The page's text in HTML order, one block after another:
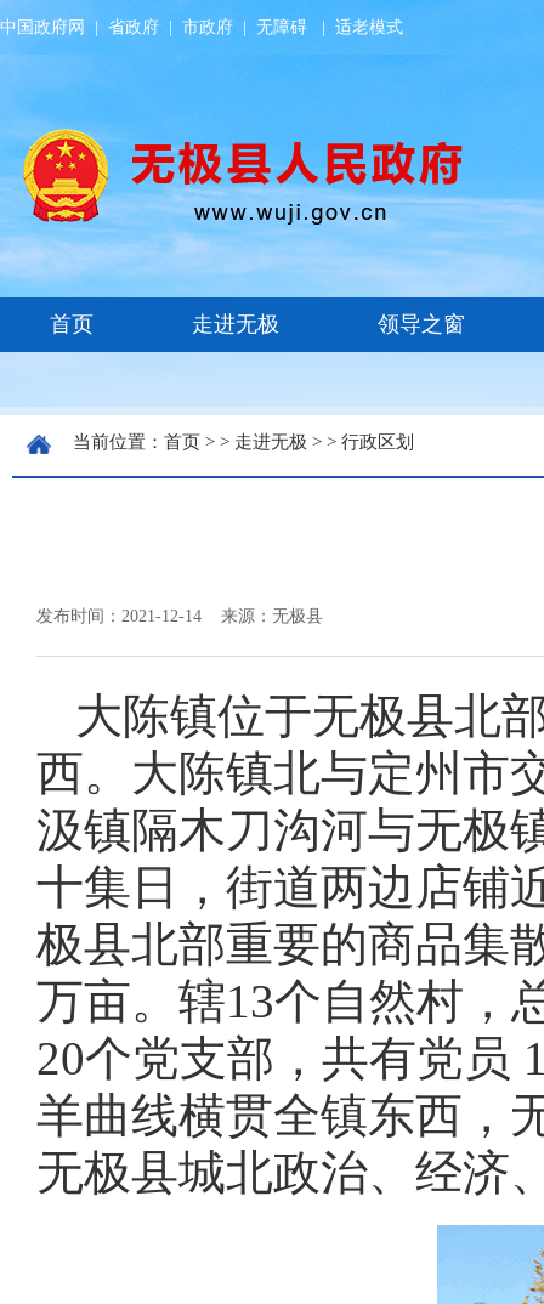
中国政府网 省政府 市政府 无障碍 适老模式
当前位置： 首页 > > 走进无极 > > 行政区划
发布时间：2021-12-14 来源：无极县
大陈镇位于无极县北
西。大陈镇北与定州市
汲镇隔木刀沟河与无极
十集日，街道两边店铺
极县北部重要的商品集
万亩。辖13个自然村，
20个党支部，共有党员
羊曲线横贯全镇东西，
无极县城北政治、经济